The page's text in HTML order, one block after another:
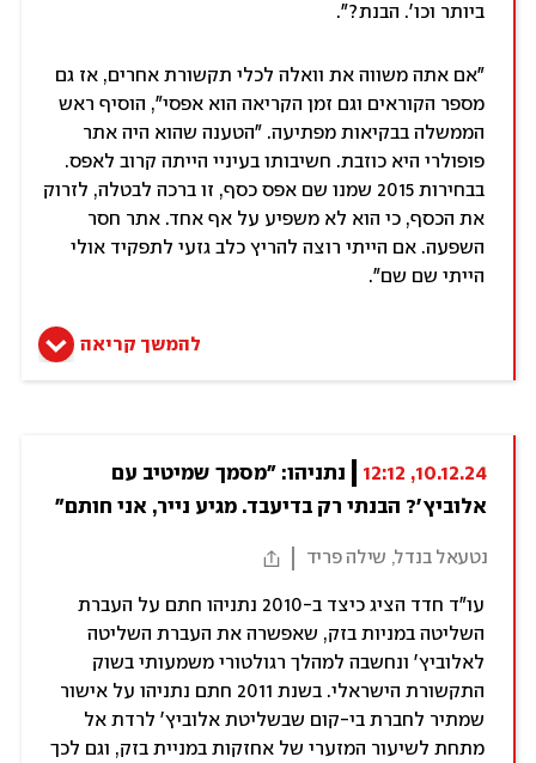
ביותר וכו'. הבנת?".
"אם אתה משווה את וואלה לכלי תקשורת אחרים, אז גם
מספר הקוראים וגם זמן הקריאה הוא אפסי", הוסיף ראש
הממשלה בבקיאות מפתיעה. "הטענה שהוא היה אתר
פופולרי היא כוזבת. חשיבותו בעיניי הייתה קרוב לאפס.
בבחירות 2015 שמנו שם אפס כסף, זו ברכה לבטלה, לזרוק
את הכסף, כי הוא לא משפיע על אף אחד. אתר חסר
השפעה. אם הייתי רוצה להריץ כלב גזעי לתפקיד אולי
הייתי שם שם".
להמשך קריאה
10.12.24, 12:12
אלוביץ'? הבנתי רק בדיעבד. מגיע נייר, אני חותם"
נטעאל בנדל, שילה פריד
עו"ד חדד הציג כיצד ב-2010 נתניהו חתם על העברת
השליטה במניות בזק, שאפשרה את העברת השליטה
לאלוביץ' ונחשבה למהלך רגולטורי משמעותי בשוק
התקשורת הישראלי. בשנת 2011 חתם נתניהו על אישור
שמתיר לחברת בי-קום שבשליטת אלוביץ' לרדת אל
מתחת לשיעור המזערי של אחזקות במניית בזק, וגם לכך